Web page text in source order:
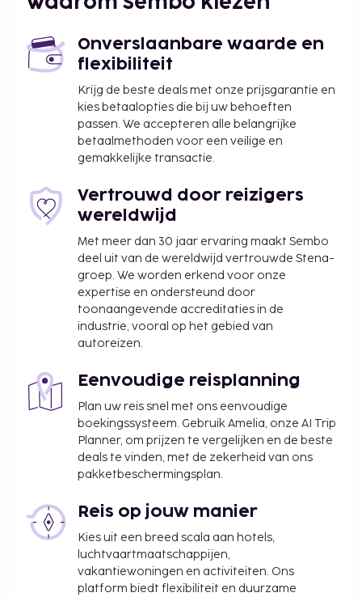
Medina (MED-Prince Mohammad Bin Abdulaziz) -
Jeddah (JED-Internationale luchthaven King
Abdulaziz) - 399,9 km
Enkele van de voorzieningen zijn gratis
kabelinternet, een 24-uurs receptie en een wasserij.
Ter plaatse heb je een gratis valetparkeerservice.
Dit aparthotel biedt aparte rookruimtes.
bewijzen dat zij gehuwd zijn.
Onverslaanbare waarde en
flexibiliteit
Krijg de beste deals met onze prijsgarantie en
kies betaalopties die bij uw behoeften
passen. We accepteren alle belangrijke
betaalmethoden voor een veilige en
gemakkelijke transactie.
Vertrouwd door reizigers
wereldwijd
Met meer dan 30 jaar ervaring maakt Sembo
deel uit van de wereldwijd vertrouwde Stena-
groep. We worden erkend voor onze
expertise en ondersteund door
toonaangevende accreditaties in de
industrie, vooral op het gebied van
autoreizen.
Eenvoudige reisplanning
Plan uw reis snel met ons eenvoudige
boekingssysteem. Gebruik Amelia, onze AI Trip
Planner, om prijzen te vergelijken en de beste
deals te vinden, met de zekerheid van ons
pakketbeschermingsplan.
Reis op jouw manier
Kies uit een breed scala aan hotels,
luchtvaartmaatschappijen,
vakantiewoningen en activiteiten. Ons
platform biedt flexibiliteit en duurzame